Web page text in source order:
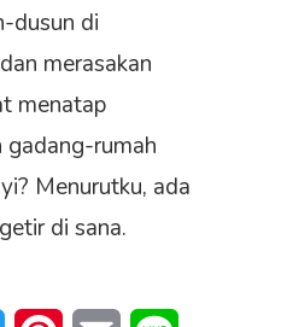
dusun di
merasakan
menatap
gadang-rumah
Menurutku, ada
di sana.